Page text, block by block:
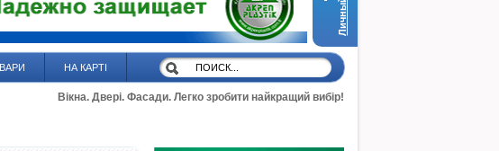
НА КАРТІ
Вікна. Двері. Фасади. Легко зробити найкращий вибір!